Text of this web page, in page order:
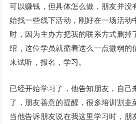
可以赚钱，但具体怎么做，朋友并没
始找一些线下活动，刚好在一场活动
时，因为主办方把我的联系方式删掉
绍，这位学员就循着这么一点微弱的
来试听，报名，学习。
已经开始学习了，他告知朋友，自己
了，朋友善意的提醒，很多培训割韭
当他告诉朋友说在我这里学习时，朋